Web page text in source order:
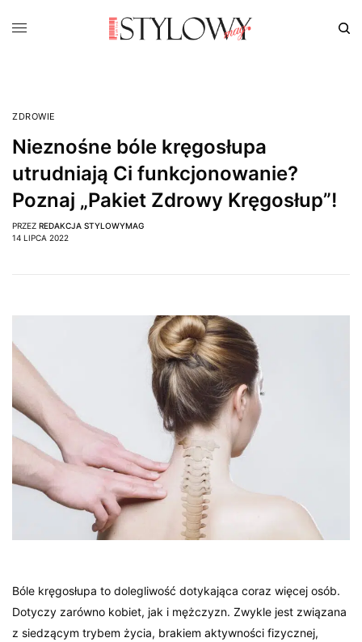
ZDROWIE
Nieznośne bóle kręgosłupa
utrudniają Ci funkcjonowanie?
Poznaj „Pakiet Zdrowy Kręgosłup”!
PRZEZ REDAKCJA STYLOWYMAG
14 LIPCA 2022
Bóle kręgosłupa to dolegliwość dotykająca coraz więcej osób.
Dotyczy zarówno kobiet, jak i mężczyzn. Zwykle jest związana
z siedzącym trybem życia, brakiem aktywności fizycznej,